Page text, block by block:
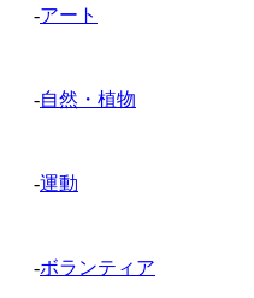
-アート
-自然・植物
-運動
-ボランティア